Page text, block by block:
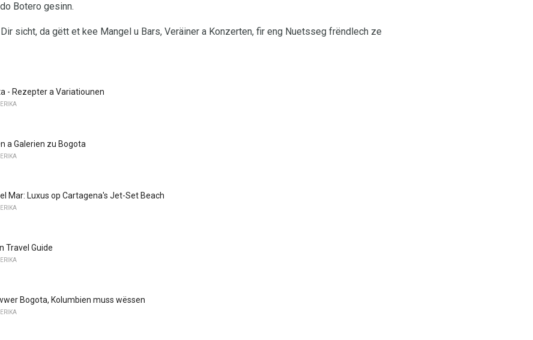
Botero gesinn.
sicht, da gëtt et kee Mangel u Bars, Veräiner a Konzerten, fir eng Nuetsseg frëndlech ze
- Rezepter a Variatiounen
a Galerien zu Bogota
Mar: Luxus op Cartagena's Jet-Set Beach
Travel Guide
Bogota, Kolumbien muss wëssen